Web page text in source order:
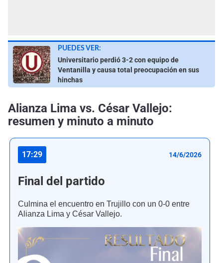
PUEDES VER:
Universitario perdió 3-2 con equipo de
Ventanilla y causa total preocupación en sus
hinchas
Alianza Lima vs. César Vallejo:
resumen y minuto a minuto
17:29 14/6/2026
Final del partido
Culmina el encuentro en Trujillo con un 0-0 entre
Alianza Lima y César Vallejo.